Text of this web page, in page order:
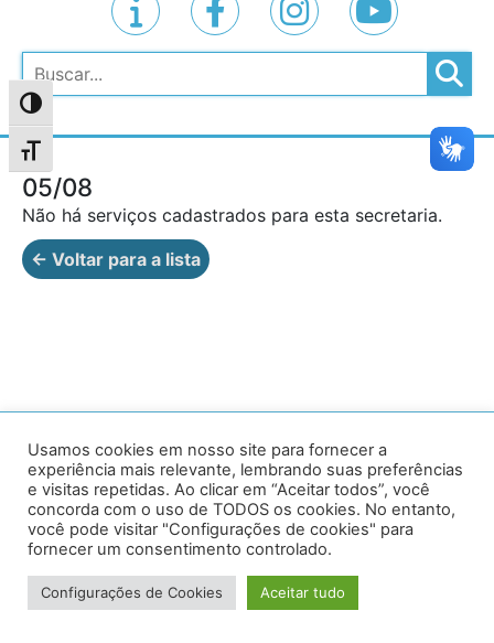
Alternar alto contraste
Alternar tamanho da fonte
Pesquisar
05/08
Não há serviços cadastrados para esta secretaria.
← Voltar para a lista
Av. Prof. Armando Alves da Silva, nº 1950 - Zacarias,
Caratinga - MG - 35302-403 / Tel: (33) 3329 8000
Desenvolvido por VersaTec
Usamos cookies em nosso site para fornecer a
experiência mais relevante, lembrando suas preferências
e visitas repetidas. Ao clicar em “Aceitar todos”, você
concorda com o uso de TODOS os cookies. No entanto,
você pode visitar "Configurações de cookies" para
fornecer um consentimento controlado.
Configurações de Cookies Aceitar tudo